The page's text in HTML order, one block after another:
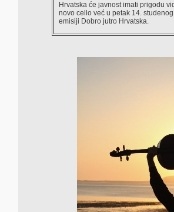
Hrvatska će javnost imati prigodu
novo cello već u petak 14.
emisiji Dobro jutro Hrvatska.